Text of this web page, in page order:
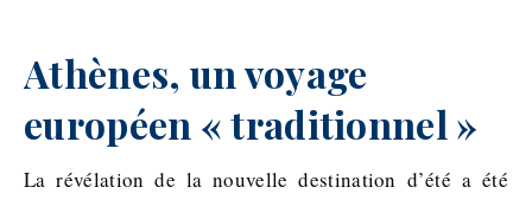
Athènes, un voyage
européen « traditionnel »
La révélation de la nouvelle destination d’été a été